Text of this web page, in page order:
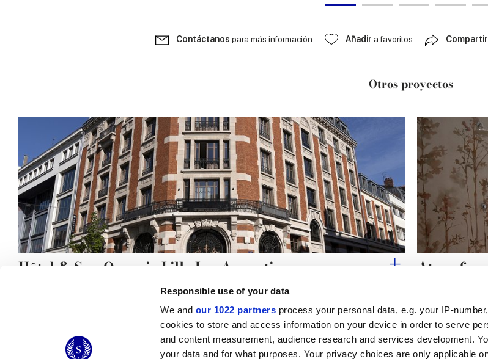
Responsible use of your data
We and our 1022 partners process your personal data, e.g. your IP-
cookies to store and access information on your device in order to serve
and content measurement, audience research and services development.
your data and for what purposes. Your privacy choices are only applicable
Contáctanos para más información Añadir a favoritos Compartir
Otros proyectos
Hôtel & Spa Oceania Lille Les Augustins
© 2026 CERAMICHE MARCA CORONA S.P.A.
Enlaces útiles